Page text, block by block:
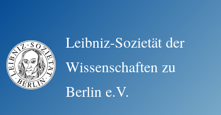
Leibniz-Sozietät der
Wissenschaften zu
Berlin e.V.